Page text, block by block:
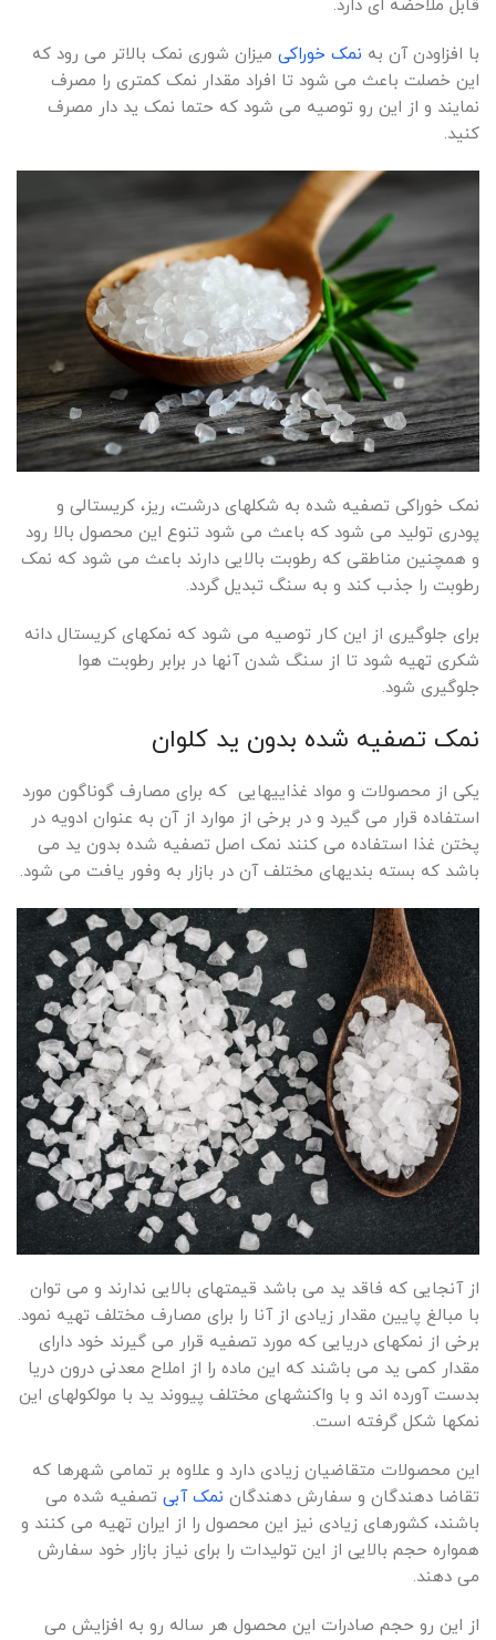
قابل ملاحضه ای دارد.
با افزاودن آن به نمک خوراکی میزان شوری نمک بالاتر می رود که
این خصلت باعث می شود تا افراد مقدار نمک کمتری را مصرف
نمایند و از این رو توصیه می شود که حتما نمک ید دار مصرف
کنید.
نمک خوراکی تصفیه شده به شکلهای درشت، ریز، کریستالی و
پودری تولید می شود که باعث می شود تنوع این محصول بالا رود
و همچنین مناطقی که رطوبت بالایی دارند باعث می شود که نمک
رطوبت را جذب کند و به سنگ تبدیل گردد.
برای جلوگیری از این کار توصیه می شود که نمکهای کریستال دانه
شکری تهیه شود تا از سنگ شدن آنها در برابر رطوبت هوا
جلوگیری شود.
نمک تصفیه شده بدون ید کلوان
یکی از محصولات و مواد غذاییهایی که برای مصارف گوناگون مورد
استفاده قرار می گیرد و در برخی از موارد از آن به عنوان ادویه در
پختن غذا استفاده می کنند نمک اصل تصفیه شده بدون ید می
باشد که بسته بندیهای مختلف آن در بازار به وفور یافت می شود.
از آنجایی که فاقد ید می باشد قیمتهای بالایی ندارند و می توان
با مبالغ پایین مقدار زیادی از آنا را برای مصارف مختلف تهیه نمود.
برخی از نمکهای دریایی که مورد تصفیه قرار می گیرند خود دارای
مقدار کمی ید می باشند که این ماده را از املاح معدنی درون دریا
بدست آورده اند و با واکنشهای مختلف پیووند ید با مولکولهای این
نمکها شکل گرفته است.
این محصولات متقاضیان زیادی دارد و علاوه بر تمامی شهرها که
تقاضا دهندگان و سفارش دهندگان نمک آبی تصفیه شده می
باشند، کشورهای زیادی نیز این محصول را از ایران تهیه می کنند و
همواره حجم بالایی از این تولیدات را برای نیاز بازار خود سفارش
می دهند.
از این رو حجم صادرات این محصول هر ساله رو به افزایش می